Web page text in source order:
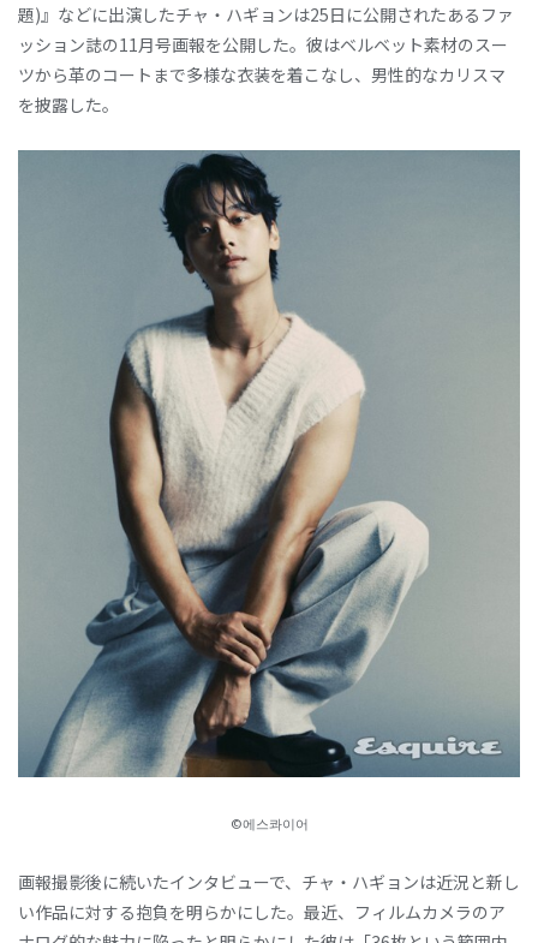
題)』などに出演したチャ・ハギョンは25日に公開されたあるファ
ッション誌の11月号画報を公開した。彼はベルベット素材のスー
ツから革のコートまで多様な衣装を着こなし、男性的なカリスマ
を披露した。
©에스콰이어
画報撮影後に続いたインタビューで、チャ・ハギョンは近況と新し
い作品に対する抱負を明らかにした。最近、フィルムカメラのア